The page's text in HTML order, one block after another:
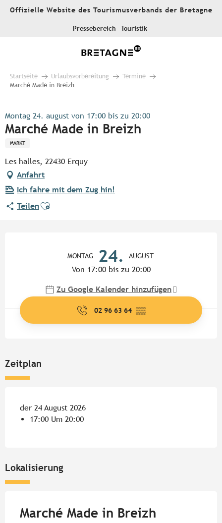
AllerOffizielle Website des Tourismusverbands der Bretagne
Pressebereich Touristik
Startseite Urlaubsvorbereitung
Termine
Marché Made in Breizh
Montag 24. august von 17:00 bis zu 20:00
Marché Made in Breizh
MARKT
Les halles, 22430 Erquy
Anfahrt
Ich fahre mit dem Zug hin!
TeilenAjouter aux favoris
MONTAG 24. AUGUST
Von 17:00 bis zu 20:00
Zu Google Kalender hinzufügen
02 96 63 64 ▒▒
Zeitplan
der 24 August 2026
17:00 Um 20:00
Lokalisierung
Marché Made in Breizh